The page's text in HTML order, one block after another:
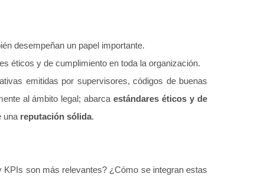
desempeñan un papel importante.
éticos y de cumplimiento en toda la organización.
emitidas por supervisores, códigos de buenas
al ámbito legal; abarcaestándares éticos y de
una reputación sólida.
son más relevantes? ¿Cómo se integran estas